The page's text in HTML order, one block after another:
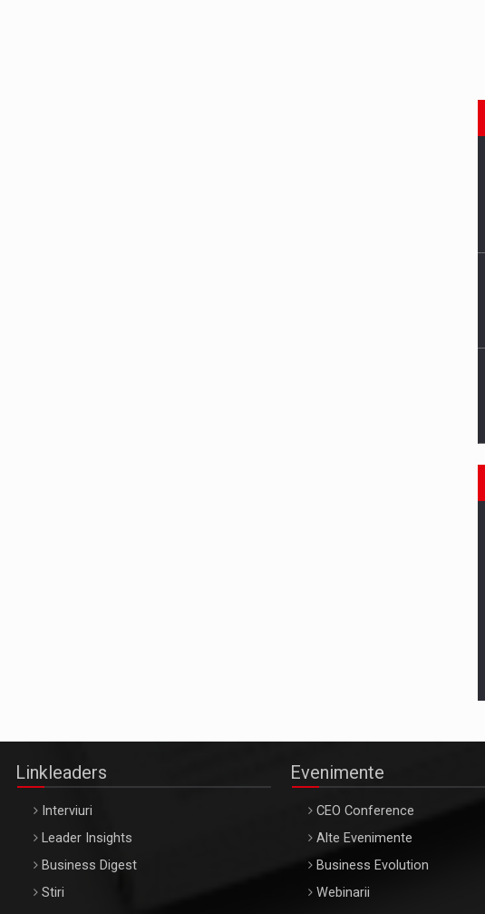
Linkleaders
Interviuri
Leader Insights
Business Digest
Stiri
Evenimente
CEO Conference
Alte Evenimente
Business Evolution
Webinarii